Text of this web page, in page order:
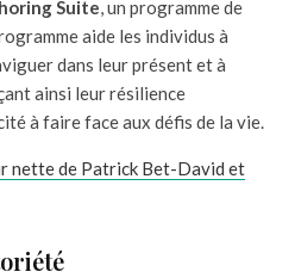
Suite, un programme de
aide les individus à
dans leur présent et à
ainsi leur résilience
à faire face aux défis de la vie.
nette de Patrick Bet-David et